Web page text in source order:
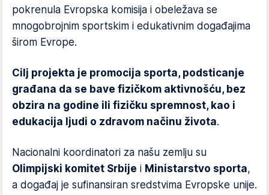
pokrenula Evropska komisija i obeležava se
mnogobrojnim sportskim i edukativnim događajima
širom Evrope.
Cilj projekta je promocija sporta, podsticanje
građana da se bave fizičkom aktivnošću, bez
obzira na godine ili fizičku spremnost, kao i
edukacija ljudi o zdravom načinu života.
Nacionalni koordinatori za našu zemlju su
Olimpijski komitet Srbije i Ministarstvo sporta,
a događaj je sufinansiran sredstvima Evropske unije.